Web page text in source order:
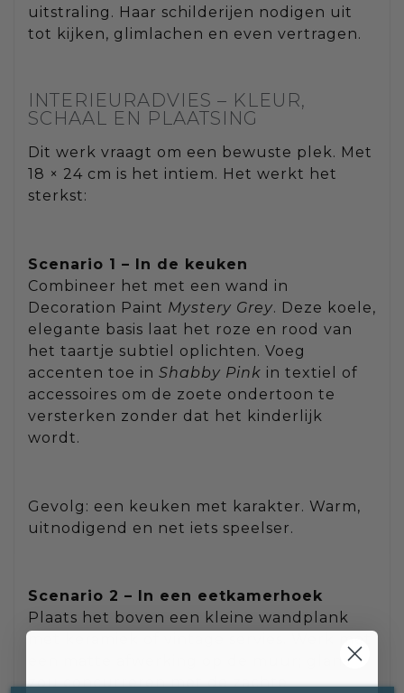
uitstraling. Haar schilderijen nodigen uit
tot kijken, glimlachen en even vertragen.
INTERIEURADVIES – KLEUR,
SCHAAL EN PLAATSING
Dit werk vraagt om een bewuste plek. Met
18 × 24 cm is het intiem. Het werkt het
sterkst:
Scenario 1 – In de keuken
Combineer het met een wand in
Decoration Paint Mystery Grey. Deze koele,
elegante basis laat het roze en rood van
het taartje subtiel oplichten. Voeg
accenten toe in Shabby Pink in textiel of
accessoires om de zoete ondertoon te
versterken zonder dat het kinderlijk
wordt.
Gevolg: een keuken met karakter. Warm,
uitnodigend en net iets speelser.
Scenario 2 – In een eetkamerhoek
Plaats het boven een kleine wandplank
een matte afwerking op de muur; glans
zou concurreren met de zachte